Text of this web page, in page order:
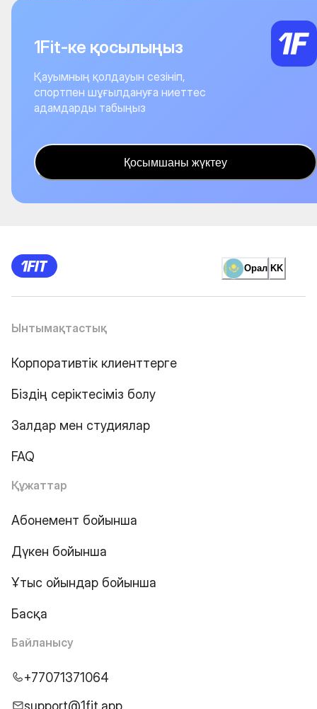
1Fit-ке қосылыңыз
Қауымның қолдауын сезініп,
спортпен шұғылдануға ниеттес
адамдарды табыңыз
Қосымшаны жүктеу
Орал KK
Ынтымақтастық
Корпоративтік клиенттерге
Біздің серіктесіміз болу
Залдар мен студиялар
FAQ
Құжаттар
Абонемент бойынша
Дүкен бойынша
Ұтыс ойындар бойынша
Басқа
Байланысу
+77071371064
support@1fit.app